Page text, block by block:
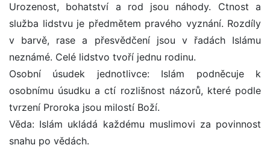
Urozenost, bohatství a rod jsou náhody. Ctnost a
služba lidstvu je předmětem pravého vyznání. Rozdíly
v barvě, rase a přesvědčení jsou v řadách Islámu
neznámé. Celé lidstvo tvoří jednu rodinu.
Osobní úsudek jednotlivce: Islám podněcuje k
osobnímu úsudku a ctí rozlišnost názorů, které podle
tvrzení Proroka jsou milostí Boží.
Věda: Islám ukládá každému muslimovi za povinnost
snahu po vědách.